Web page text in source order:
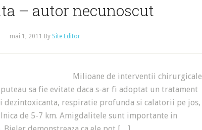
– autor necunoscut
mai 1, 2011 By Site Editor
de interventii chirurgicale
sa fie evitate daca s-ar fi adoptat un tratament
dezintoxicanta, respiratie profunda si calatorii pe jos,
de 5-7 km. Amigdalitele sunt importante in